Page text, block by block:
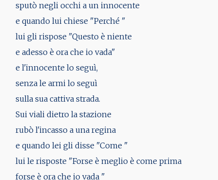
sputò negli occhi a un innocente
e quando lui chiese "Perché "
lui gli rispose "Questo è niente
e adesso è ora che io vada"
e l'innocente lo seguì,
senza le armi lo seguì
sulla sua cattiva strada.
Sui viali dietro la stazione
rubò l'incasso a una regina
e quando lei gli disse "Come "
lui le risposte "Forse è meglio è come prima
forse è ora che io vada "